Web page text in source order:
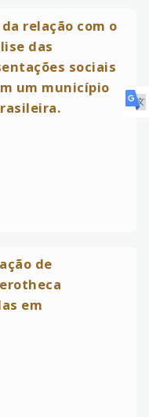
relação com o
das
sociais
um município
de
em